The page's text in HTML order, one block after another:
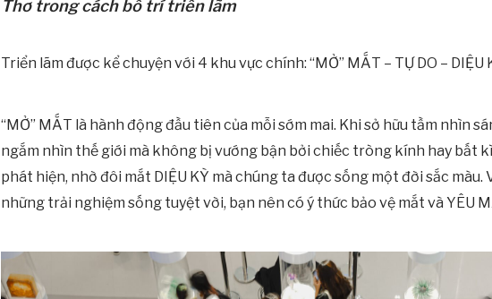
Thơ trong cách bố trí triển lãm
Triển lãm được kể chuyện với 4 khu vực chính: “MỞ” MẮT – TỰ DO – DIỆU
“MỞ” MẮT là hành động đầu tiên của mỗi sớm mai. Khi sở hữu tầm nhìn
ngắm nhìn thế giới mà không bị vướng bận bởi chiếc tròng kính hay bất
phát hiện, nhờ đôi mắt DIỆU KỲ mà chúng ta được sống một đời sắc màu.
những trải nghiệm sống tuyệt vời, bạn nên có ý thức bảo vệ mắt và YÊU